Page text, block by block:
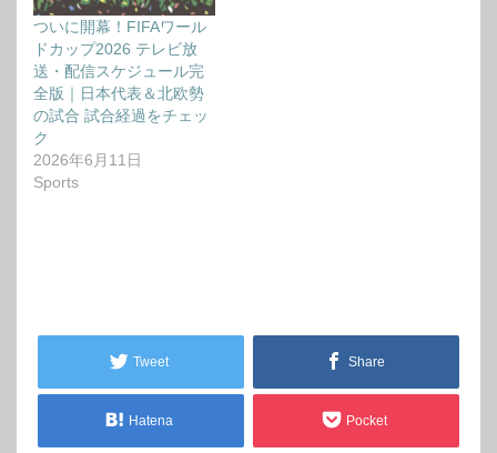
ついに開幕！FIFAワール
ドカップ2026 テレビ放
送・配信スケジュール完
全版｜日本代表＆北欧勢
の試合 試合経過をチェッ
ク
2026年6月11日
Sports
Tweet Share
Hatena Pocket